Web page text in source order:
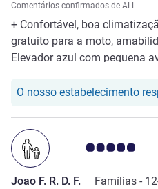
Comentários confirmados de ALL
+ Confortável, boa
gratuito para a moto,
Elevador azul com pequena
O nosso estabelecimento
Nota clientes Avis
Joao F. R. D. F. Famílias -